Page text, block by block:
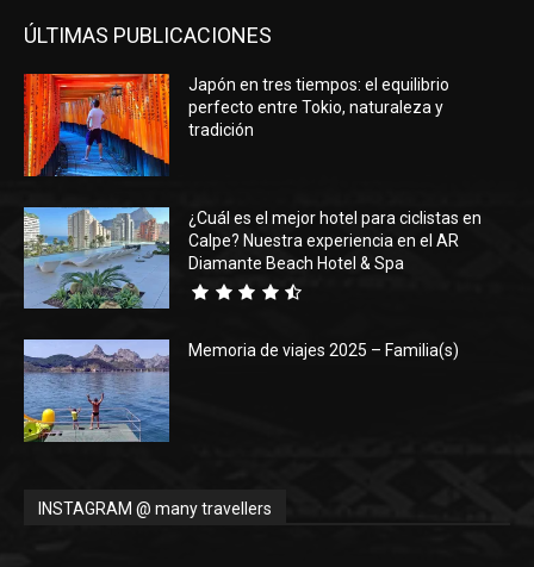
ÚLTIMAS PUBLICACIONES
Japón en tres tiempos: el equilibrio
perfecto entre Tokio, naturaleza y
tradición
¿Cuál es el mejor hotel para ciclistas en
Calpe? Nuestra experiencia en el AR
Diamante Beach Hotel & Spa
Memoria de viajes 2025 – Familia(s)
INSTAGRAM @ many travellers